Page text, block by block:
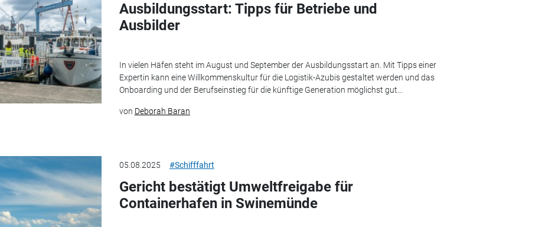
Ausbildungsstart: Tipps für Betriebe und
Ausbilder
In vielen Häfen steht im August und September der Ausbildungsstart an. Mit Tipps einer
Expertin kann eine Willkommenskultur für die Logistik-Azubis gestaltet werden und das
Onboarding und der Berufseinstieg für die künftige Generation möglichst gut...
von Deborah Baran
05.08.2025 #Schifffahrt
Gericht bestätigt Umweltfreigabe für
Containerhafen in Swinemünde